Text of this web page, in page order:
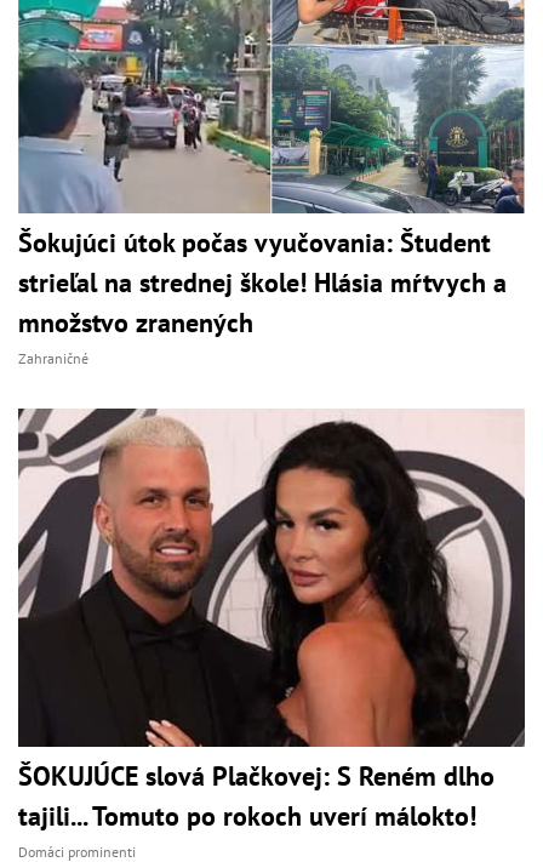
Šokujúci útok počas vyučovania: Študent
strieľal na strednej škole! Hlásia mŕtvych a
množstvo zranených
Zahraničné
ŠOKUJÚCE slová Plačkovej: S Reném dlho
tajili... Tomuto po rokoch uverí málokto!
Domáci prominenti